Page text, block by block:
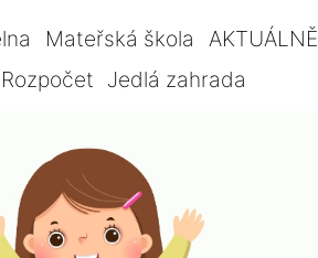
Mateřská škola AKTUÁLNĚ
Rozpočet Jedlá zahrada